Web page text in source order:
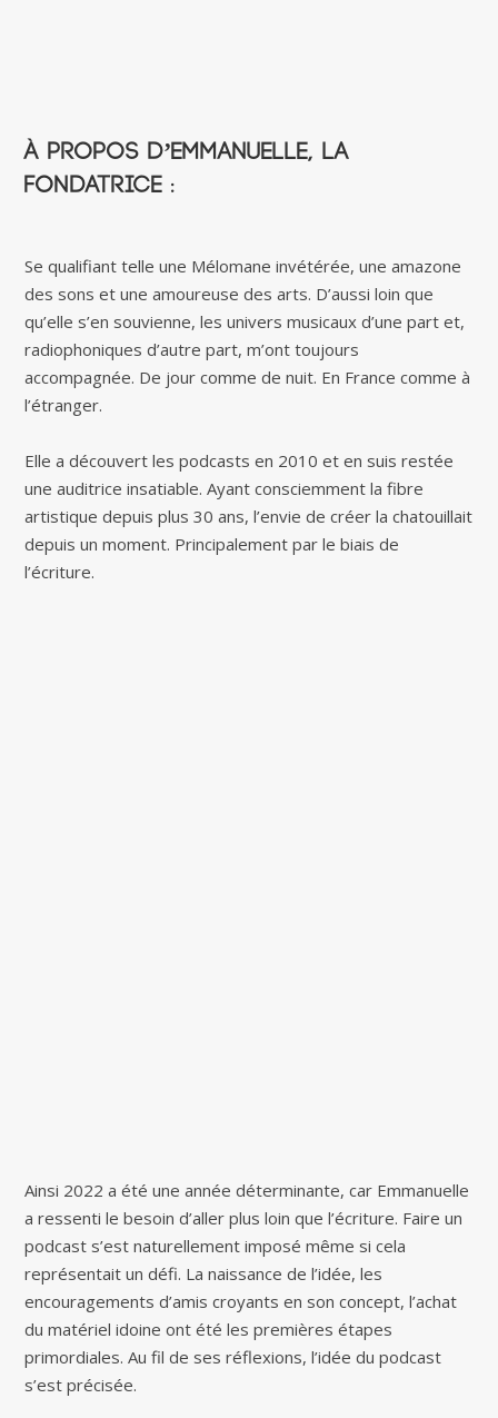
À propos d’Emmanuelle, la
fondatrice :
Se qualifiant telle une Mélomane invétérée, une amazone
des sons et une amoureuse des arts. D’aussi loin que
qu’elle s’en souvienne, les univers musicaux d’une part et,
radiophoniques d’autre part, m’ont toujours
accompagnée. De jour comme de nuit. En France comme à
l’étranger.
Elle a découvert les podcasts en 2010 et en suis restée
une auditrice insatiable. Ayant consciemment la fibre
artistique depuis plus 30 ans, l’envie de créer la chatouillait
depuis un moment. Principalement par le biais de
l’écriture.
Ainsi 2022 a été une année déterminante, car Emmanuelle
a ressenti le besoin d’aller plus loin que l’écriture. Faire un
podcast s’est naturellement imposé même si cela
représentait un défi. La naissance de l’idée, les
encouragements d’amis croyants en son concept, l’achat
du matériel idoine ont été les premières étapes
primordiales. Au fil de ses réflexions, l’idée du podcast
s’est précisée.